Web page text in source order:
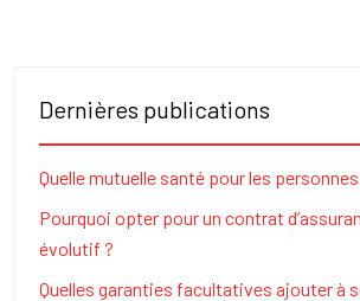
Dernières publications
Quelle mutuelle santé pour les
Pourquoi opter pour un contrat
évolutif ?
Quelles garanties facultatives ajouter à